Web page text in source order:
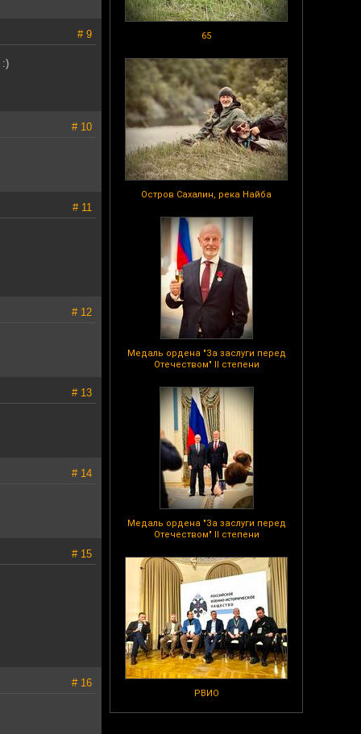
65
Остров Сахалин, река Найба
Медаль ордена "За заслуги перед
Отечеством" II степени
Медаль ордена "За заслуги перед
Отечеством" II степени
РВИО
# 9
:)
# 10
# 11
# 12
# 13
# 14
# 15
# 16